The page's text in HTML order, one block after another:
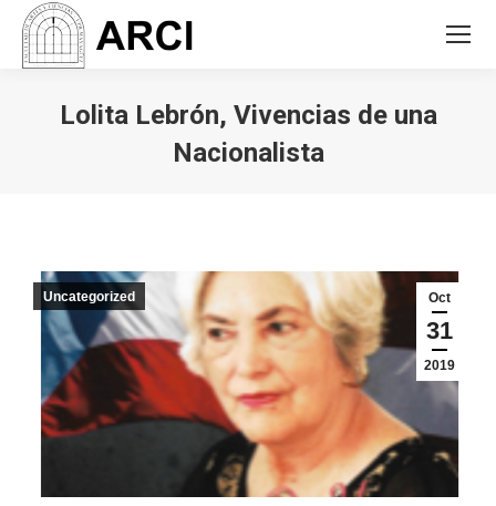
Lolita Lebrón, Vivencias de una
Nacionalista
Oct
31
2019
Uncategorized